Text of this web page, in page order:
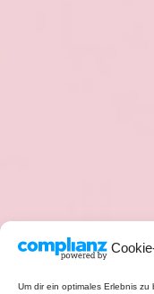
Um dir ein optimales Erlebnis